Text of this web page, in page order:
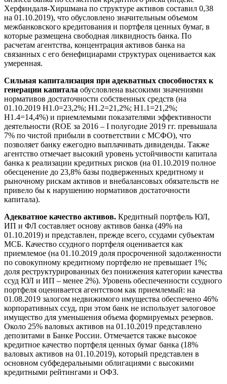
Херфиндаля-Хиршмана по структуре активов составил 0,38
на 01.10.2019), что обусловлено значительным объемом
межбанковского кредитования и портфеля ценных бумаг, в
которые размещена свободная ликвидность банка. По
расчетам агентства, концентрация активов банка на
связанных с его бенефициарами структурах оценивается как
умеренная.
Сильная капитализация при адекватных способностях к
генерации капитала обусловлена высокими значениями
нормативов достаточности собственных средств (на
01.10.2019 Н1.0=23,2%; Н1.2=21,2%; Н1.1=21,2%;
Н1.4=14,4%) и приемлемыми показателями эффективности
деятельности (ROE за 2016 – I полугодие 2019 гг. превышала
7% по чистой прибыли в соответствии с МСФО), что
позволяет банку ежегодно выплачивать дивиденды. Также
агентство отмечает высокий уровень устойчивости капитала
банка к реализации кредитных рисков (на 01.10.2019 полное
обесценение до 23,8% базы подверженных кредитному и
рыночному рискам активов и внебалансовых обязательств не
привело бы к нарушению нормативов достаточности
капитала).
Адекватное качество активов. Кредитный портфель ЮЛ,
ИП и ФЛ составляет основу активов банка (49% на
01.10.2019) и представлен, прежде всего, ссудами субъектам
МСБ. Качество ссудного портфеля оценивается как
приемлемое (на 01.10.2019 доля просроченной задолженности
по совокупному кредитному портфелю не превышает 1%;
доля реструктурированных без понижения категории качества
ссуд ЮЛ и ИП – менее 2%). Уровень обеспеченности ссудного
портфеля оценивается агентством как приемлемый: на
01.08.2019 залогом недвижимого имущества обеспечено 46%
корпоративных ссуд, при этом банк не использует залоговое
имущество для уменьшения объема формируемых резервов.
Около 25% валовых активов на 01.10.2019 представлено
депозитами в Банке России. Отмечается также высокое
кредитное качество портфеля ценных бумаг банка (18%
валовых активов на 01.10.2019), который представлен в
основном субфедеральными облигациями с высокими
кредитными рейтингами и ОФЗ.